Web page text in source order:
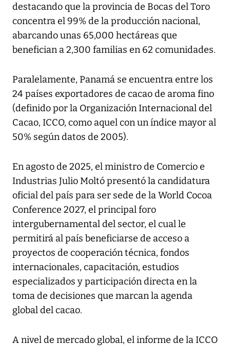
destacando que la provincia de Bocas del Toro
concentra el 99% de la producción nacional,
abarcando unas 65,000 hectáreas que
benefician a 2,300 familias en 62 comunidades.
Paralelamente, Panamá se encuentra entre los
24 países exportadores de cacao de aroma fino
(definido por la Organización Internacional del
Cacao, ICCO, como aquel con un índice mayor al
50% según datos de 2005).
En agosto de 2025, el ministro de Comercio e
Industrias Julio Moltó presentó la candidatura
oficial del país para ser sede de la World Cocoa
Conference 2027, el principal foro
intergubernamental del sector, el cual le
permitirá al país beneficiarse de acceso a
proyectos de cooperación técnica, fondos
internacionales, capacitación, estudios
especializados y participación directa en la
toma de decisiones que marcan la agenda
global del cacao.
A nivel de mercado global, el informe de la ICCO